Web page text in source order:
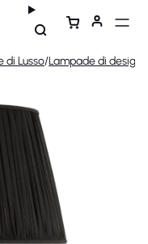
di Lusso/Lampade di design